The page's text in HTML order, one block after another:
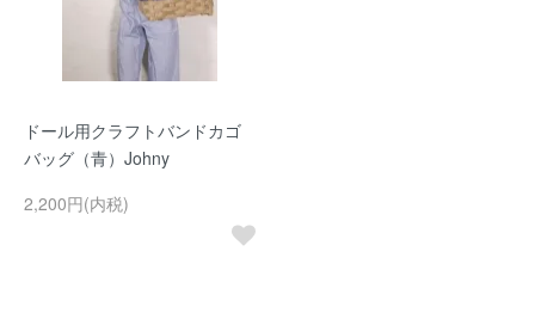
ドール用クラフトバンドカゴ
バッグ（青）Johny
2,200円(内税)